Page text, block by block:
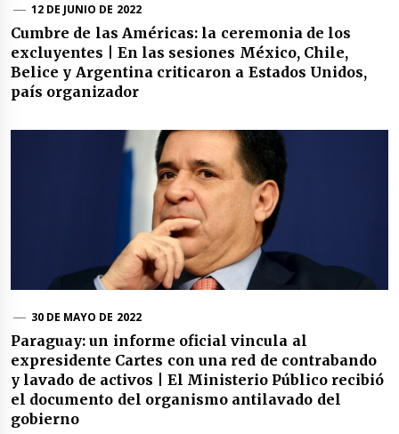
12 DE JUNIO DE 2022
Cumbre de las Américas: la ceremonia de los
excluyentes | En las sesiones México, Chile,
Belice y Argentina criticaron a Estados Unidos,
país organizador
30 DE MAYO DE 2022
Paraguay: un informe oficial vincula al
expresidente Cartes con una red de contrabando
y lavado de activos | El Ministerio Público recibió
el documento del organismo antilavado del
gobierno